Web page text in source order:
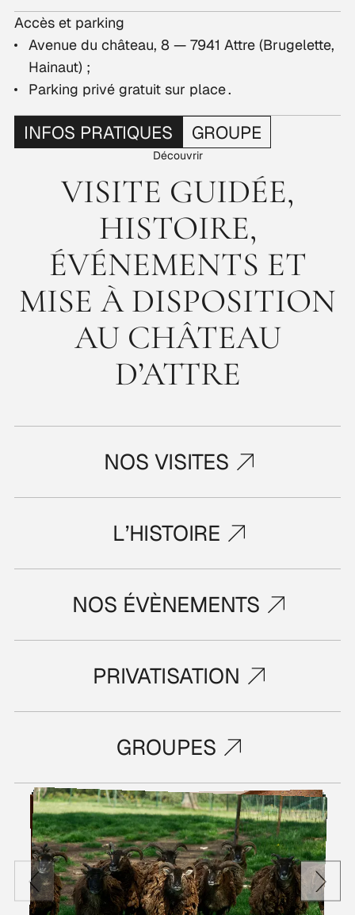
Accès et parking
Avenue du château, 8 — 7941 Attre (Brugelette,
Hainaut) ;
Parking privé gratuit sur place .
INFOS PRATIQUES GROUPE
Découvrir
VISITE GUIDÉE,
HISTOIRE,
ÉVÉNEMENTS ET
MISE À DISPOSITION
AU CHÂTEAU
D’ATTRE
NOS VISITES
L’HISTOIRE
NOS ÉVÈNEMENTS
PRIVATISATION
GROUPES